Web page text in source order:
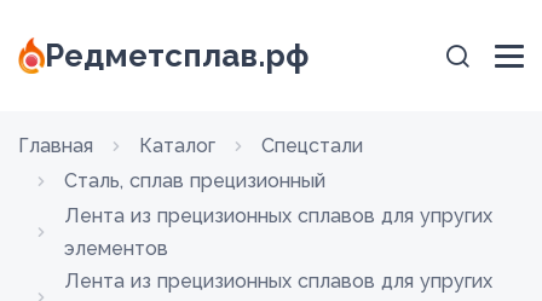
Редметсплав.рф
Главная Каталог
Спецстали
Сталь, сплав прецизионный
Лента из прецизионных сплавов для упругих
элементов
Лента из прецизионных сплавов для упругих